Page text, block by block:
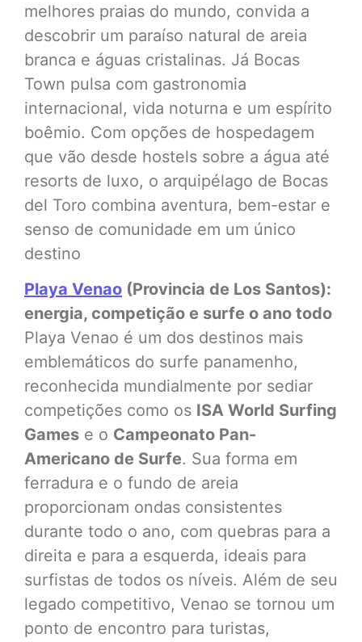
melhores praias do mundo, convida a
descobrir um paraíso natural de areia
branca e águas cristalinas. Já Bocas
Town pulsa com gastronomia
internacional, vida noturna e um espírito
boêmio. Com opções de hospedagem
que vão desde hostels sobre a água até
resorts de luxo, o arquipélago de Bocas
del Toro combina aventura, bem-estar e
senso de comunidade em um único
destino
Playa Venao (Provincia de Los Santos):
energia, competição e surfe o ano todo
Playa Venao é um dos destinos mais
emblemáticos do surfe panamenho,
reconhecida mundialmente por sediar
competições como os ISA World Surfing
Games e o Campeonato Pan-
Americano de Surfe. Sua forma em
ferradura e o fundo de areia
proporcionam ondas consistentes
durante todo o ano, com quebras para a
direita e para a esquerda, ideais para
surfistas de todos os níveis. Além de seu
legado competitivo, Venao se tornou um
ponto de encontro para turistas,